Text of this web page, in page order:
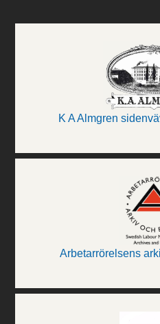
K A Almgren
Arbetarrörelsens